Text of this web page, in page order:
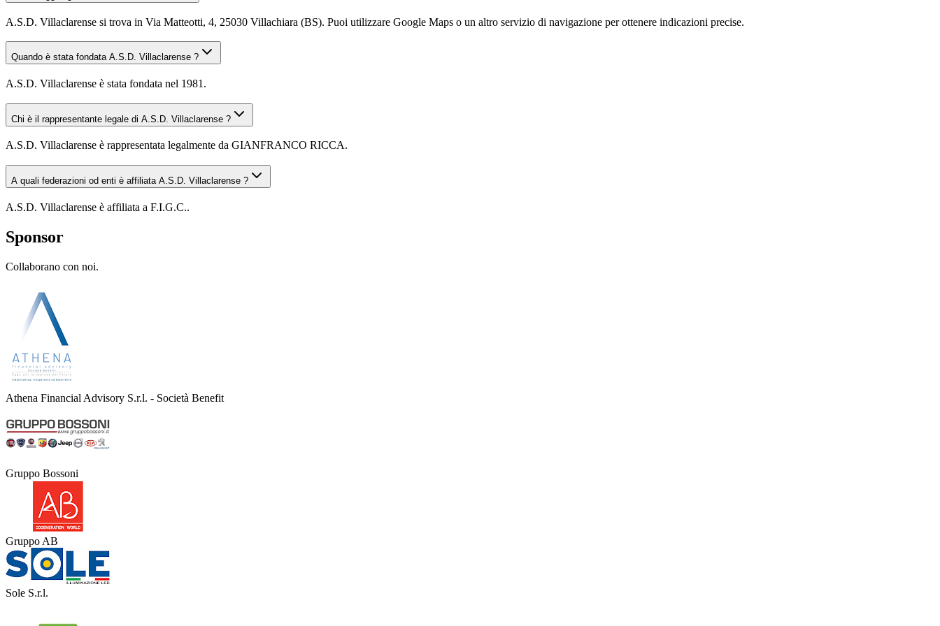
A.S.D. Villaclarense si trova in Via Matteotti, 4, 25030 Villachiara (BS). Puoi utilizzare Google Maps o un altro servizio di navigazione per ottenere indicazioni precise.
Quando è stata fondata A.S.D. Villaclarense ?
A.S.D. Villaclarense è stata fondata nel 1981.
Chi è il rappresentante legale di A.S.D. Villaclarense ?
A.S.D. Villaclarense è rappresentata legalmente da GIANFRANCO RICCA.
A quali federazioni od enti è affiliata A.S.D. Villaclarense ?
A.S.D. Villaclarense è affiliata a F.I.G.C..
Sponsor
Collaborano con noi.
Athena Financial Advisory S.r.l. - Società Benefit
Gruppo Bossoni
Gruppo AB
Sole S.r.l.